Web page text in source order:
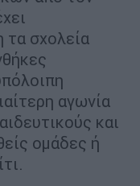
τα σχολεία
αγωνία
και
ομάδες ή